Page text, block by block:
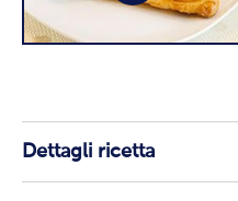
Dettagli ricetta